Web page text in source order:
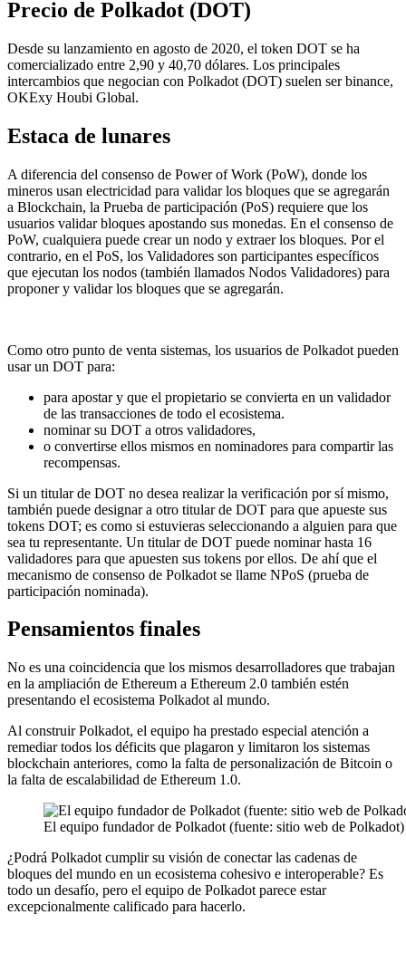
Precio de Polkadot (DOT)
Desde su lanzamiento en agosto de 2020, el token DOT se ha
comercializado entre 2,90 y 40,70 dólares. Los principales
intercambios que negocian con Polkadot (DOT) suelen serbinance,
OKExy Houbi Global.
Estaca de lunares
A diferencia del consenso de Power of Work (PoW), donde los
mineros usan electricidad para validar los bloques que se agregarán
a Blockchain, la Prueba de participación (PoS) requiere que los
usuarios validar bloques apostando sus monedas. En el consenso de
PoW, cualquiera puede crear un nodo y extraer los bloques. Por el
contrario, en el PoS, los Validadores son participantes específicos
que ejecutan los nodos (también llamados Nodos Validadores) para
proponer y validar los bloques que se agregarán.
Como otro punto de venta sistemas, los usuarios de Polkadot pueden
usar un DOT para:
para apostar y que el propietario se convierta en un validador
de las transacciones de todo el ecosistema.
nominar su DOT a otros validadores,
o convertirse ellos mismos en nominadores para compartir las
recompensas.
Si un titular de DOT no desea realizar la verificación por sí mismo,
también puede designar a otro titular de DOT para que apueste sus
tokens DOT; es como si estuvieras seleccionando a alguien para que
sea tu representante. Un titular de DOT puede nominar hasta 16
validadores para que apuesten sus tokens por ellos. De ahí que el
mecanismo de consenso de Polkadot se llame NPoS (prueba de
participación nominada).
Pensamientos finales
No es una coincidencia que los mismos desarrolladores que trabajan
en la ampliación de Ethereum a Ethereum 2.0 también estén
presentando el ecosistema Polkadot al mundo.
Al construir Polkadot, el equipo ha prestado especial atención a
remediar todos los déficits que plagaron y limitaron los sistemas
blockchain anteriores, como la falta de personalización de Bitcoin o
la falta de escalabilidad de Ethereum 1.0.
El equipo fundador de Polkadot (fuente: sitio web de Polkadot)
¿Podrá Polkadot cumplir su visión de conectar las cadenas de
bloques del mundo en un ecosistema cohesivo e interoperable? Es
todo un desafío, pero el equipo de Polkadot parece estar
excepcionalmente calificado para hacerlo.